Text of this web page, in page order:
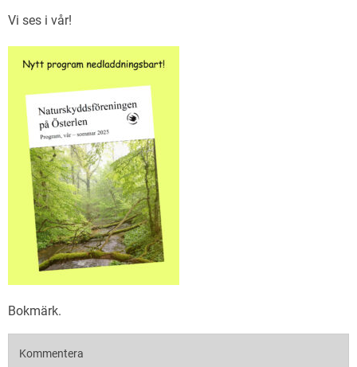
Vi ses i vår!
Bokmärk.
Kommentera